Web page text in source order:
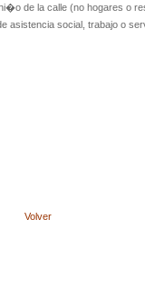
de la calle (no hogares o
asistencia social, trabajo o
Volver